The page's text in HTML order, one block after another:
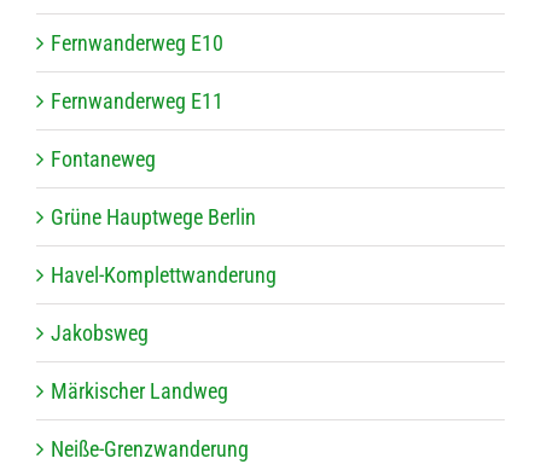
Fern­wan­der­weg E10
Fern­wan­der­weg E11
Fon­ta­ne­weg
Grüne Haupt­wege Berlin
Havel-Kom­plett­wan­de­rung
Jakobs­weg
Mär­ki­scher Landweg
Neiße-Grenz­wan­de­rung